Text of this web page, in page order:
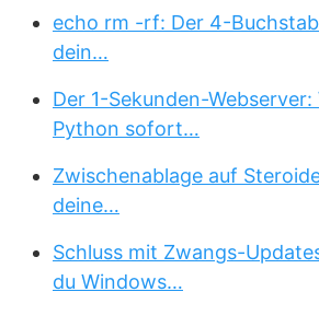
echo rm -rf: Der 4-
dein…
Der 1-Sekunden-Webserver:
Python sofort…
Zwischenablage auf
deine…
Schluss mit Zwangs-
du Windows…